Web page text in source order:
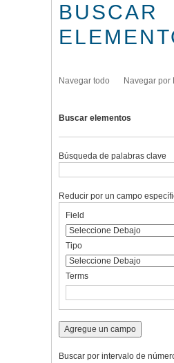
BUSCAR
Navegar todo Navegar por
Buscar elementos
Búsqueda de palabras clave
rows
"Reducir
por
específico":
1
Reducir por un campo
de
búsqueda
de
búsqueda
de
búsqueda
de
Búsqueda
Field
Tipo
Terms
Agregue un campo
Buscar por intervalo de